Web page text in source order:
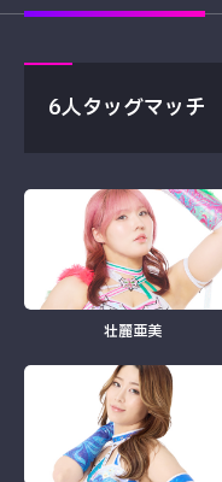
6人タッグマッチ
壮麗亜美